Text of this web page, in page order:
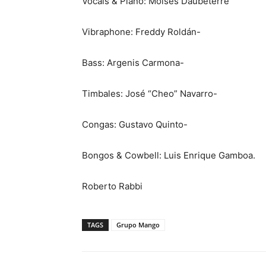
Vibraphone: Freddy Roldán-
Bass: Argenis Carmona-
Timbales: José “Cheo” Navarro-
Congas: Gustavo Quinto-
Bongos & Cowbell: Luis Enrique Gamboa.
Roberto Rabbi
TAGS Grupo Mango